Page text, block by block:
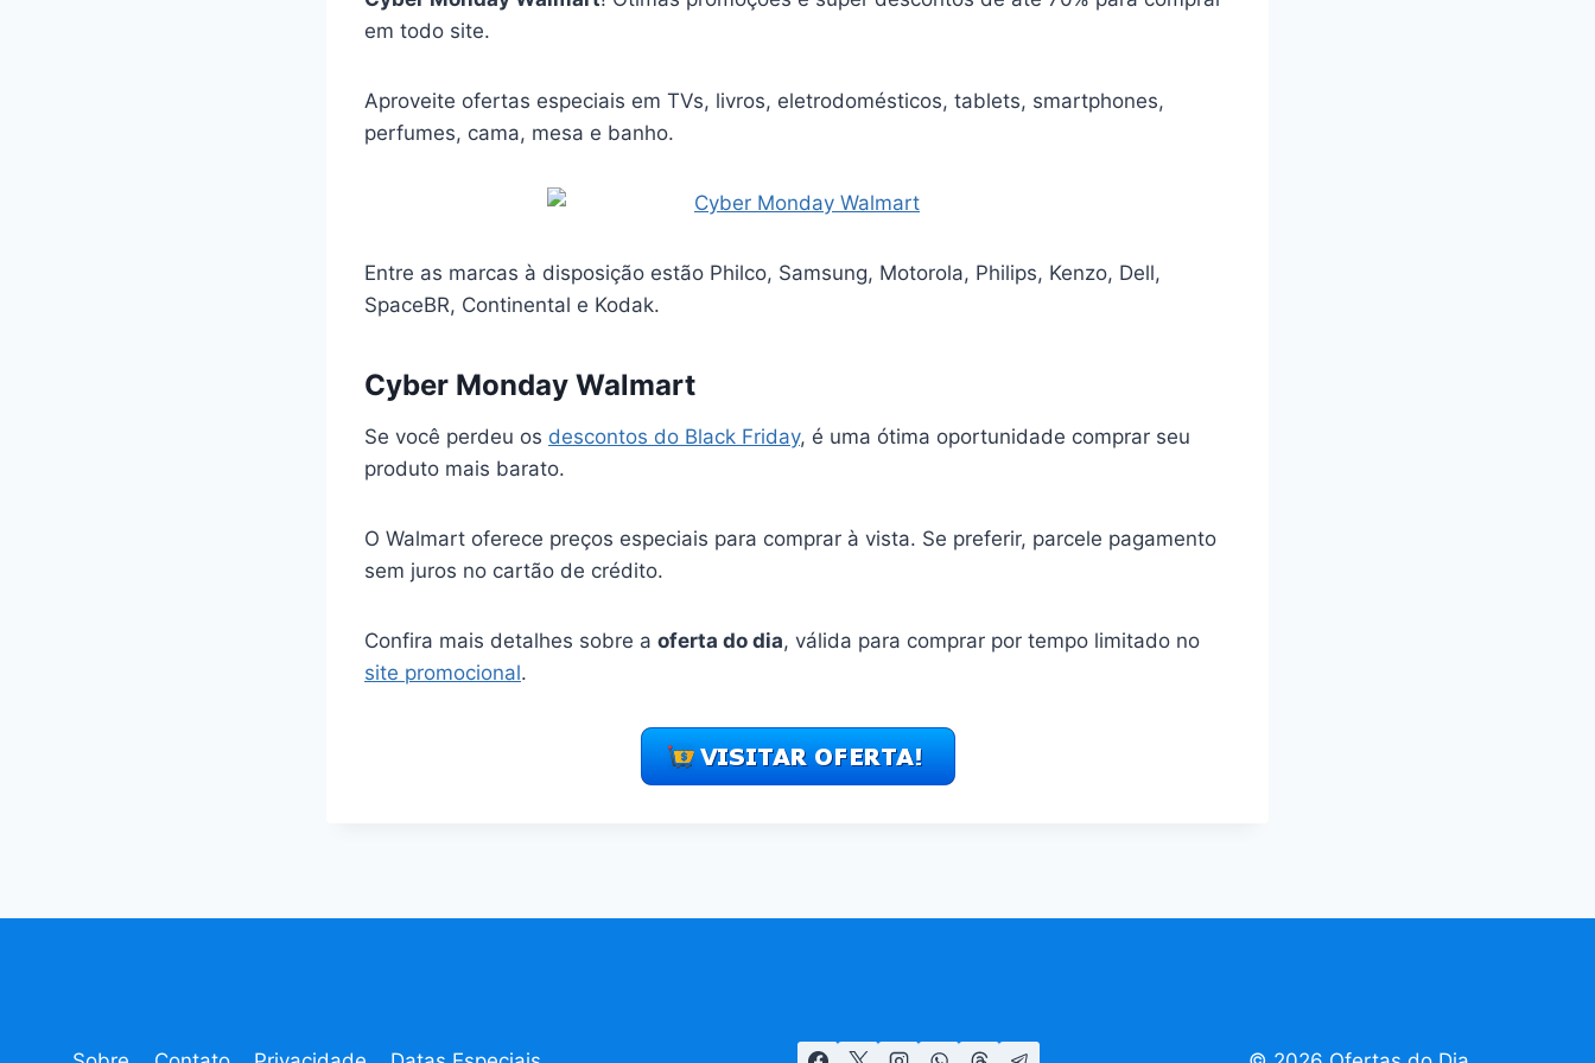
em todo site.
Aproveite ofertas especiais em TVs, livros, eletrodomésticos, tablets, smartphones,
perfumes, cama, mesa e banho.
Entre as marcas à disposição estão Philco, Samsung, Motorola, Philips, Kenzo, Dell,
SpaceBR, Continental e Kodak.
Cyber Monday Walmart
Se você perdeu os descontos do Black Friday, é uma ótima oportunidade comprar seu
produto mais barato.
O Walmart oferece preços especiais para comprar à vista. Se preferir, parcele pagamento
sem juros no cartão de crédito.
Confira mais detalhes sobre a oferta do dia, válida para comprar por tempo limitado no
site promocional.